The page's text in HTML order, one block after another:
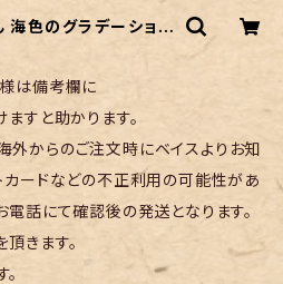
は備考欄に
すと助かります。
からのご注文時にベイスよりお知
カードなどの不正利用の可能性があ
話にて確認後の発送となります。
きます。